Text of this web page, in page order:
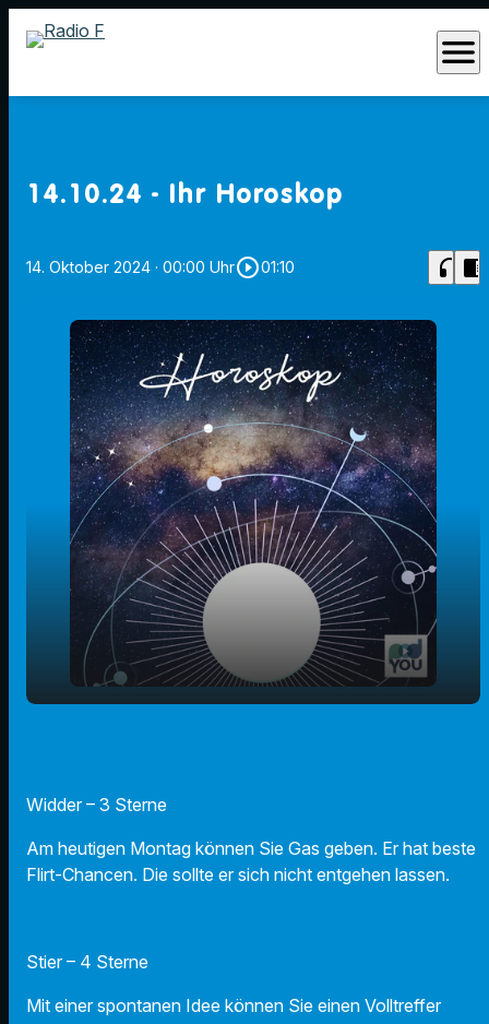
menu
14.10.24 - Ihr Horoskop
14. Oktober 2024 · 00:00 Uhrplay_circle_outline01:10 headphones chrome_reader_mode
Widder – 3 Sterne
Am heutigen Montag können Sie Gas geben. Er hat beste
Flirt-Chancen. Die sollte er sich nicht entgehen lassen.
Stier – 4 Sterne
Mit einer spontanen Idee können Sie einen Volltreffer